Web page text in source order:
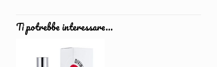
Ti potrebbe interessare…